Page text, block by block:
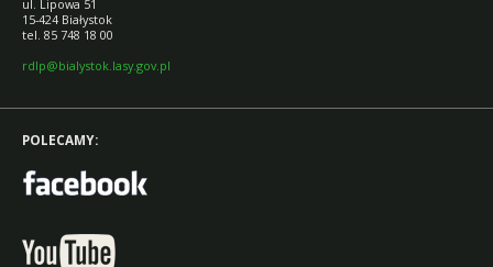
ul. Lipowa 51
15-424 Białystok
tel. 85 748 18 00
rdlp@bialystok.lasy.gov.pl
POLECAMY: